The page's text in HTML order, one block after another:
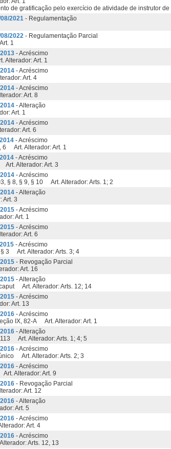
de gratificação pelo exercício de atividade de instrutor de
2021- Regulamentação
2022- Regulamentação Parcial
1
- Acréscimo
Alterador: Art. 1
- Acréscimo
Art. 4
- Acréscimo
Art. 8
- Alteração
Art. 1
- Acréscimo
Art. 6
- Acréscimo
6 Art. Alterador: Art. 1
- Acréscimo
Art. Alterador: Art. 3
- Acréscimo
§ 8, § 9, § 10 Art. Alterador: Arts. 1; 2
- Alteração
Art. 3
- Acréscimo
Art. 1
- Acréscimo
Art. 6
- Acréscimo
§ 3 Art. Alterador: Arts. 3; 4
- Revogação Parcial
Art. 16
- Alteração
Art. Alterador: Arts. 12; 14
- Acréscimo
Art. 13
- Acréscimo
IX, 82-A Art. Alterador: Art. 1
- Alteração
Art. Alterador: Arts. 1; 4; 5
- Acréscimo
Art. Alterador: Arts. 2; 3
- Acréscimo
Alterador: Art. 9
- Revogação Parcial
Art. 12
- Alteração
Art. 5
- Acréscimo
Art. 4
- Acréscimo
Arts. 12, 13